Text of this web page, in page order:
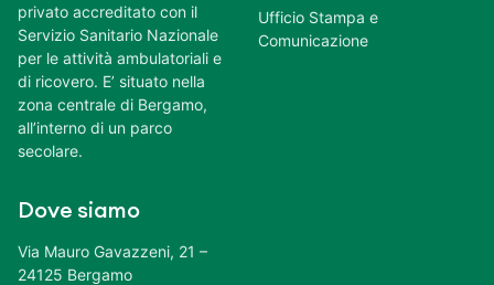
privato accreditato con il
Servizio Sanitario Nazionale
per le attività ambulatoriali e
di ricovero. E’ situato nella
zona centrale di Bergamo,
all’interno di un parco
secolare.
Dove siamo
Via Mauro Gavazzeni, 21 –
24125 Bergamo
Ufficio Stampa e
Comunicazione